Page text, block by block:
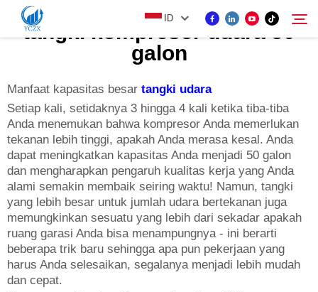
ID
PRODUK
TENTANG KAMI
BERITA
HUBUNGI KAMI
Cari
tangki kompresor udara 50
galon
Manfaat kapasitas besar tangki udara
Setiap kali, setidaknya 3 hingga 4 kali ketika tiba-tiba
Anda menemukan bahwa kompresor Anda memerlukan
tekanan lebih tinggi, apakah Anda merasa kesal. Anda
dapat meningkatkan kapasitas Anda menjadi 50 galon
dan mengharapkan pengaruh kualitas kerja yang Anda
alami semakin membaik seiring waktu! Namun, tangki
yang lebih besar untuk jumlah udara bertekanan juga
memungkinkan sesuatu yang lebih dari sekadar apakah
ruang garasi Anda bisa menampungnya - ini berarti
beberapa trik baru sehingga apa pun pekerjaan yang
harus Anda selesaikan, segalanya menjadi lebih mudah
dan cepat.